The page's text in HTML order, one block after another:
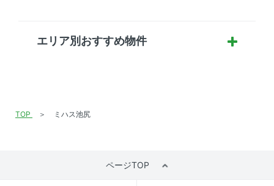
エリア別おすすめ物件
TOP ミハス池尻
ページTOP